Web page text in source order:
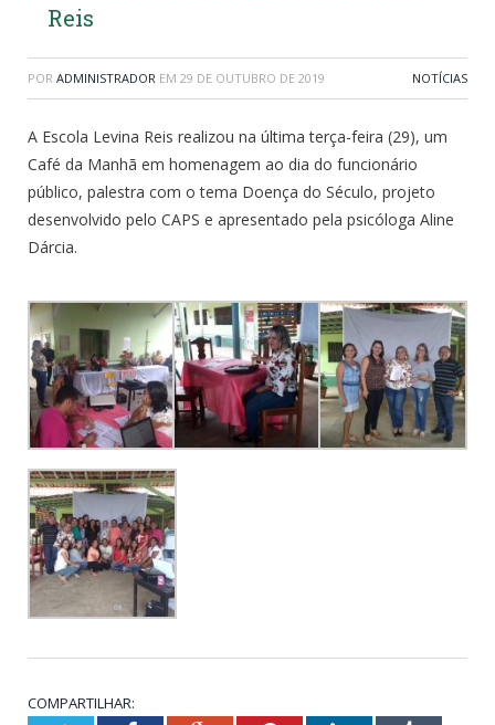
Reis
POR ADMINISTRADOR EM 29 DE OUTUBRO DE 2019 NOTÍCIAS
A Escola Levina Reis realizou na última terça-feira (29), um
Café da Manhã em homenagem ao dia do funcionário
público, palestra com o tema Doença do Século, projeto
desenvolvido pelo CAPS e apresentado pela psicóloga Aline
Dárcia.
COMPARTILHAR: